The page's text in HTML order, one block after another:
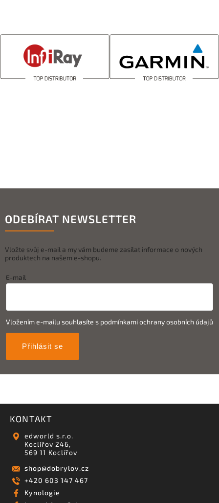
ODEBÍRAT NEWSLETTER
Vložte svůj e-mail a my vám budeme zasílat informace o nových
produktech na našem e-shopu.
E-mail
Vložením e-mailu souhlasíte s podmínkami ochrany osobních údajů
Přihlásit se
KONTAKT
edworld s.r.o.
Koclířov 246,
569 11 Koclířov
shop@dobrylov.cz
+420 603 147 467
Kynologie